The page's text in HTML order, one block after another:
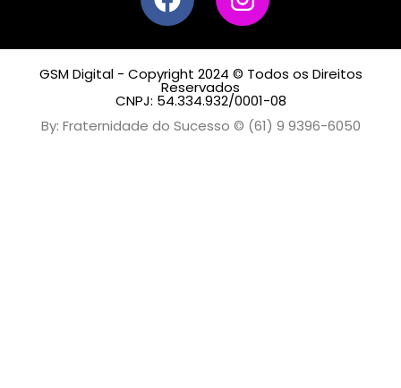
GSM Digital - Copyright 2024 © Todos os Direitos
Reservados
CNPJ: 54.334.932/0001-08
By: Fraternidade do Sucesso © (61) 9 9396-6050